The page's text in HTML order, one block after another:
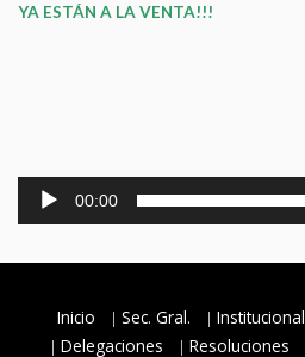
YA ESTÁN A LA VENTA!!!
Reproductor
00:00
Inicio Sec. Gral. Institucional
Delegaciones
Resoluciones